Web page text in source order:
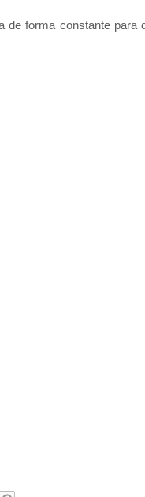
de forma constante para